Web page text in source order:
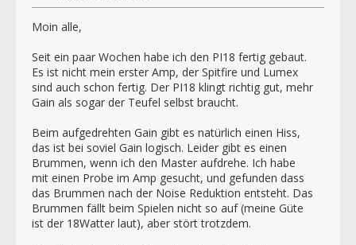
Moin alle,
Seit ein paar Wochen habe ich den PI18 fertig gebaut.
Es ist nicht mein erster Amp, der Spitfire und Lumex
sind auch schon fertig. Der PI18 klingt richtig gut, mehr
Gain als sogar der Teufel selbst braucht.
Beim aufgedrehten Gain gibt es natürlich einen Hiss,
das ist bei soviel Gain logisch. Leider gibt es einen
Brummen, wenn ich den Master aufdrehe. Ich habe
mit einen Probe im Amp gesucht, und gefunden dass
das Brummen nach der Noise Reduktion entsteht. Das
Brummen fällt beim Spielen nicht so auf (meine Güte
ist der 18Watter laut), aber stört trotzdem.